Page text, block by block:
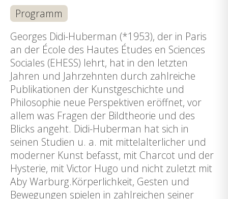
Programm
Georges Didi-Huberman (*1953), der in Paris
an der École des Hautes Études en Sciences
Sociales (EHESS) lehrt, hat in den letzten
Jahren und Jahrzehnten durch zahlreiche
Publikationen der Kunstgeschichte und
Philosophie neue Perspektiven eröffnet, vor
allem was Fragen der Bildtheorie und des
Blicks angeht. Didi-Huberman hat sich in
seinen Studien u. a. mit mittelalterlicher und
moderner Kunst befasst, mit Charcot und der
Hysterie, mit Victor Hugo und nicht zuletzt mit
Aby Warburg.Körperlichkeit, Gesten und
Bewegungen spielen in zahlreichen seiner